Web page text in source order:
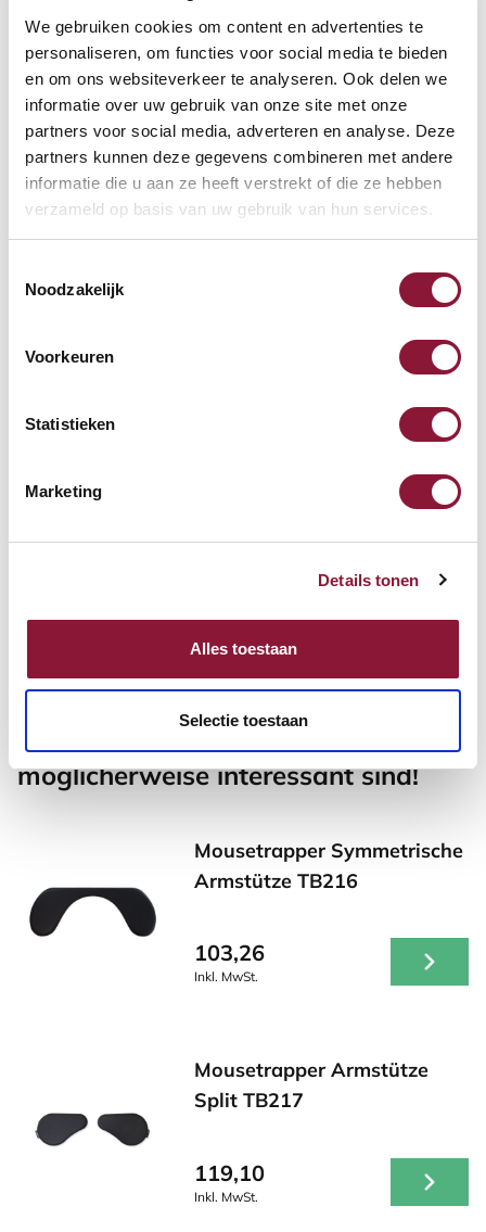
We gebruiken cookies om content en advertenties te
personaliseren, om functies voor social media te bieden
en om ons websiteverkeer te analyseren. Ook delen we
informatie over uw gebruik van onze site met onze
partners voor social media, adverteren en analyse. Deze
partners kunnen deze gegevens combineren met andere
informatie die u aan ze heeft verstrekt of die ze hebben
verzameld op basis van uw gebruik van hun services.
Noodzakelijk
Voorkeuren
Statistieken
Marketing
Details tonen
Alles toestaan
Selectie toestaan
MouseTrapper Prime
Trackpad Maus kabellos
schwarz
290,36
Inkl. MwSt.
MouseTrapper Advance 2.0
Trackpad-Maus schwarz
UltraBoard 950 kabellose
möglicherweise interessant sind!
Mousetrapper Symmetrische
Armstütze TB216
103,26
Inkl. MwSt.
Mousetrapper Armstütze
Split TB217
119,10
Inkl. MwSt.